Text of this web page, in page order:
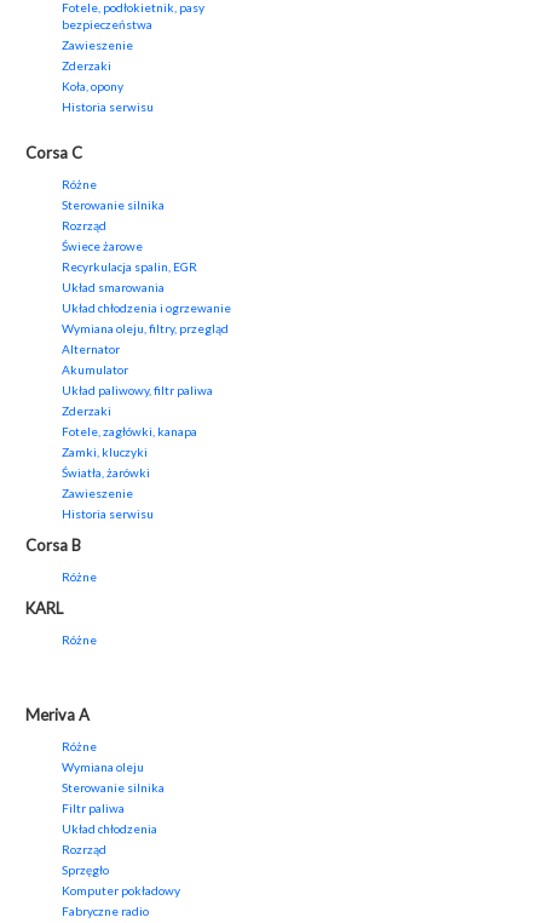
Fotele, podłokietnik, pasy
bezpieczeństwa
Zawieszenie
Zderzaki
Koła, opony
Historia serwisu
Corsa C
Różne
Sterowanie silnika
Rozrząd
Świece żarowe
Recyrkulacja spalin, EGR
Układ smarowania
Układ chłodzenia i ogrzewanie
Wymiana oleju, filtry, przegląd
Alternator
Akumulator
Układ paliwowy, filtr paliwa
Zderzaki
Fotele, zagłówki, kanapa
Zamki, kluczyki
Światła, żarówki
Zawieszenie
Historia serwisu
Corsa B
Różne
KARL
Różne
Meriva A
Różne
Wymiana oleju
Sterowanie silnika
Filtr paliwa
Układ chłodzenia
Rozrząd
Sprzęgło
Komputer pokładowy
Fabryczne radio